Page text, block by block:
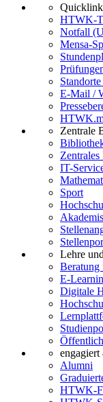
HTWK-
Notfall
Mensa-
E-Mail /
Zentrale
Zentrales
IT-
Sport
Lehre
Beratung
E-
Digitale
Alumni
HTWK-